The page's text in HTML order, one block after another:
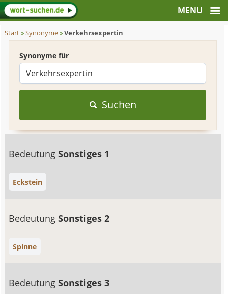
Start»Synonyme»Verkehrsexpertin
Synonyme für
Suchen
BedeutungSonstiges 1
Eckstein
BedeutungSonstiges 2
Spinne
BedeutungSonstiges 3